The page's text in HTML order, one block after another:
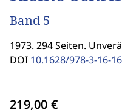
Band 5
1973. 294 Seiten.
DOI 10.1628/978-3-16-